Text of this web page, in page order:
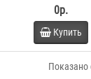
0р.
Купить
Показано